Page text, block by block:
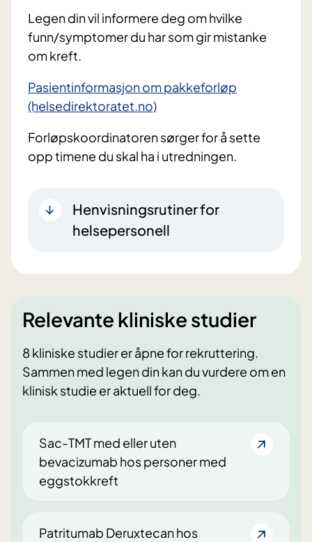
Legen din vil informere deg om hvilke
funn/symptomer du har som gir mistanke
om kreft.
Pasientinformasjon om pakkeforløp
(helsedirektoratet.no)
Forløpskoordinatoren sørger for å sette
opp timene du skal ha i utredningen.
Henvisningsrutiner for
helsepersonell
Relevante kliniske studier
8 kliniske studier er åpne for rekruttering.
Sammen med legen din kan du vurdere om en
klinisk studie er aktuell for deg.
Sac-TMT med eller uten
bevacizumab hos personer med
eggstokkreft
Patritumab Deruxtecan hos